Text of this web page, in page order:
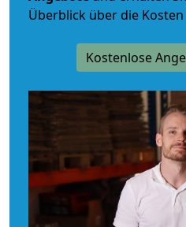
Überblick über die
Kostenlose